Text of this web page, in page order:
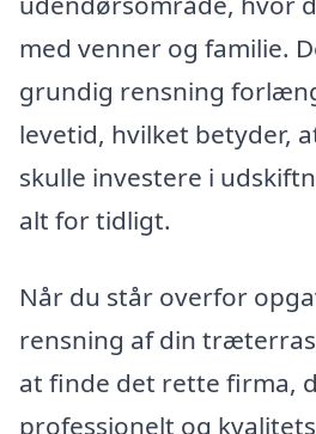
med venner og familie.
grundig rensning
levetid, hvilket betyder,
skulle investere i
alt for tidligt.
Når du står overfor
rensning af din
at finde det rette firma,
professionelt og